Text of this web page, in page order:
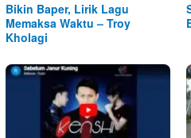
Bikin Baper, Lirik Lagu
Memaksa Waktu – Troy
Kholagi